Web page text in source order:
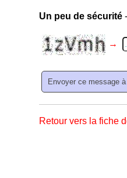
Un peu de sécurité
→
Retour vers la fiche